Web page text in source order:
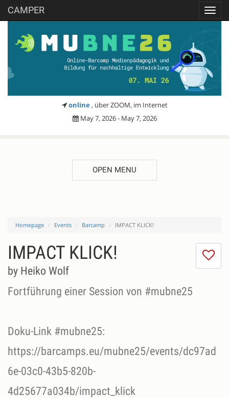
CAMPER
online , über ZOOM, im Internet
May 7, 2026 - May 7, 2026
OPEN MENU
Homepage Events Barcamp IMPACT KLICK!
I
IMPACT KLICK!
by Heiko Wolf
Fortführung einer Session von #mubne25
Doku-Link #mubne25:
https://barcamps.eu/mubne25/events/dc97ad
6e-03c0-43b5-820b-
4d25677a034b/impact_klick